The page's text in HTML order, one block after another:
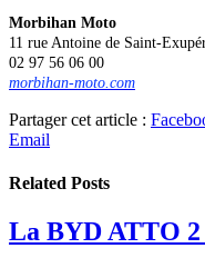
Morbihan Moto
11 rue Antoine de Saint-
02 97 56 06 00
morbihan-moto.com
Partager cet article :
Email
Related Posts
La BYD ATTO 2